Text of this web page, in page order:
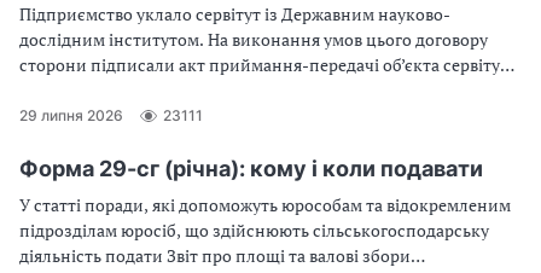
Підприємство уклало сервітут із Державним науково-
дослідним інститутом. На виконання умов цього договору
сторони підписали акт приймання-передачі об’єкта сервітуту.
щомісячну оплату (затрати) за таким договором?
29 липня 2026 23111
Форма 29-сг (річна): кому і коли подавати
У статті поради, які допоможуть юрособам та відокремленим
підрозділам юросіб, що здійснюють сільськогосподарську
діяльність подати Звіт про площі та валові збори